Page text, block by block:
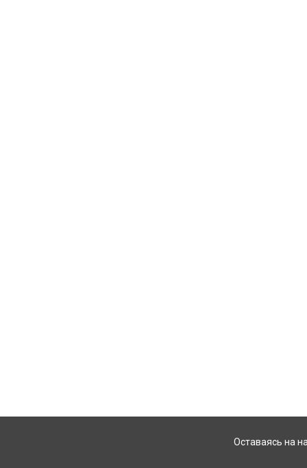
Оставаясь на